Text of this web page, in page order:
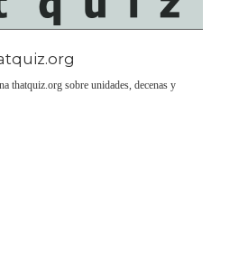
thatquiz.org sobre unidades, decenas y